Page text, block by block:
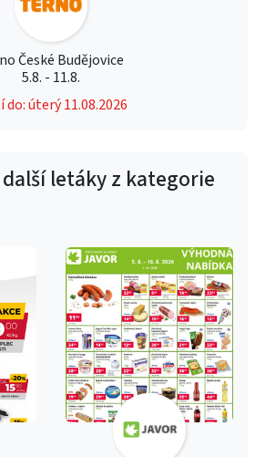
České Budějovice
5.8. - 11.8.
úterý 11.08.2026
letáky z kategorie